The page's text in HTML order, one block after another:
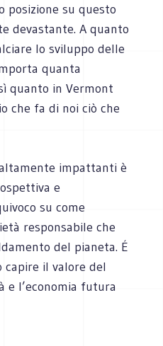
posizione su questo
devastante. A quanto
lo sviluppo delle
quanta
quanto in Vermont
che fa di noi ciò che
impattanti è
e
su come
responsabile che
del pianeta. É
capire il valore del
e l’economia futura